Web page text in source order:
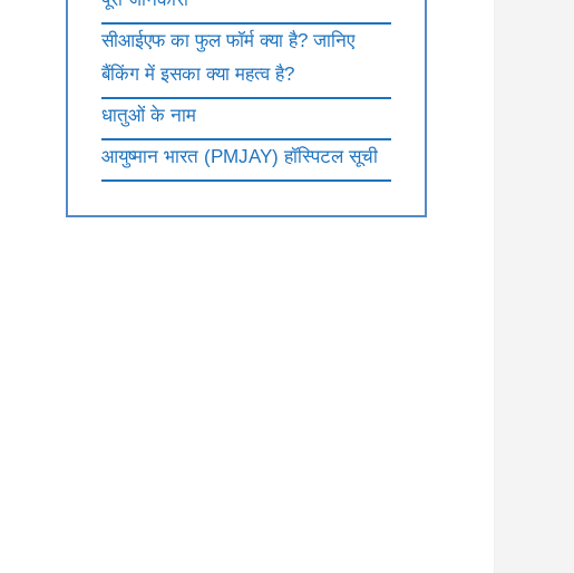
सीआईएफ का फुल फॉर्म क्या है? जानिए
बैंकिंग में इसका क्या महत्व है?
धातुओं के नाम
आयुष्मान भारत (PMJAY) हॉस्पिटल सूची